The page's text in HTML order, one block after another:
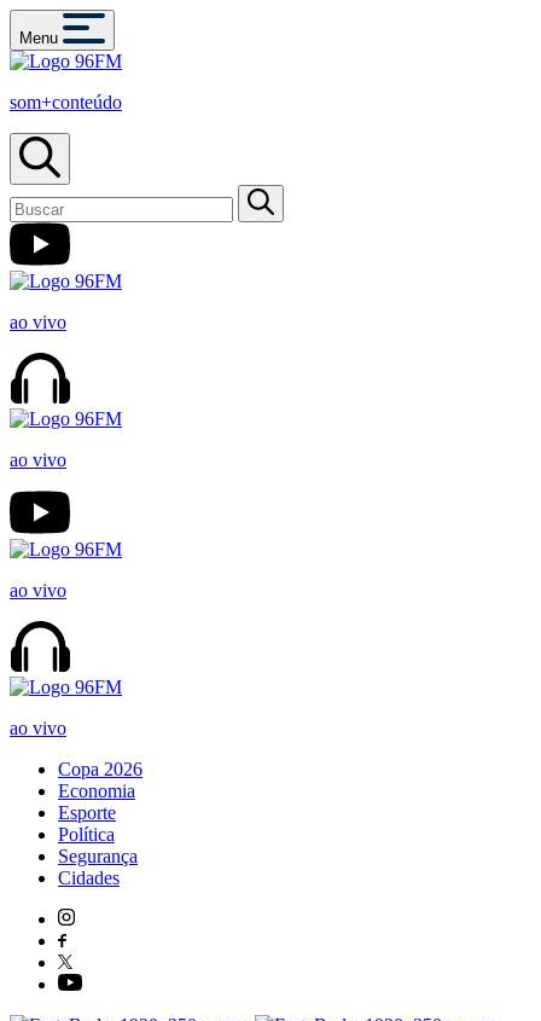
Menu
som+conteúdo
ao vivo
ao vivo
ao vivo
ao vivo
Copa 2026
Economia
Esporte
Política
Segurança
Cidades